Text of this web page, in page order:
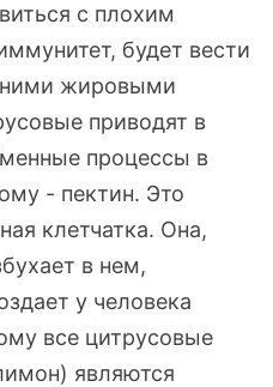
с плохим
будет вести
жировыми
приводят в
процессы в
- пектин. Это
клетчатка. Она,
в нем,
у человека
все цитрусовые
являются